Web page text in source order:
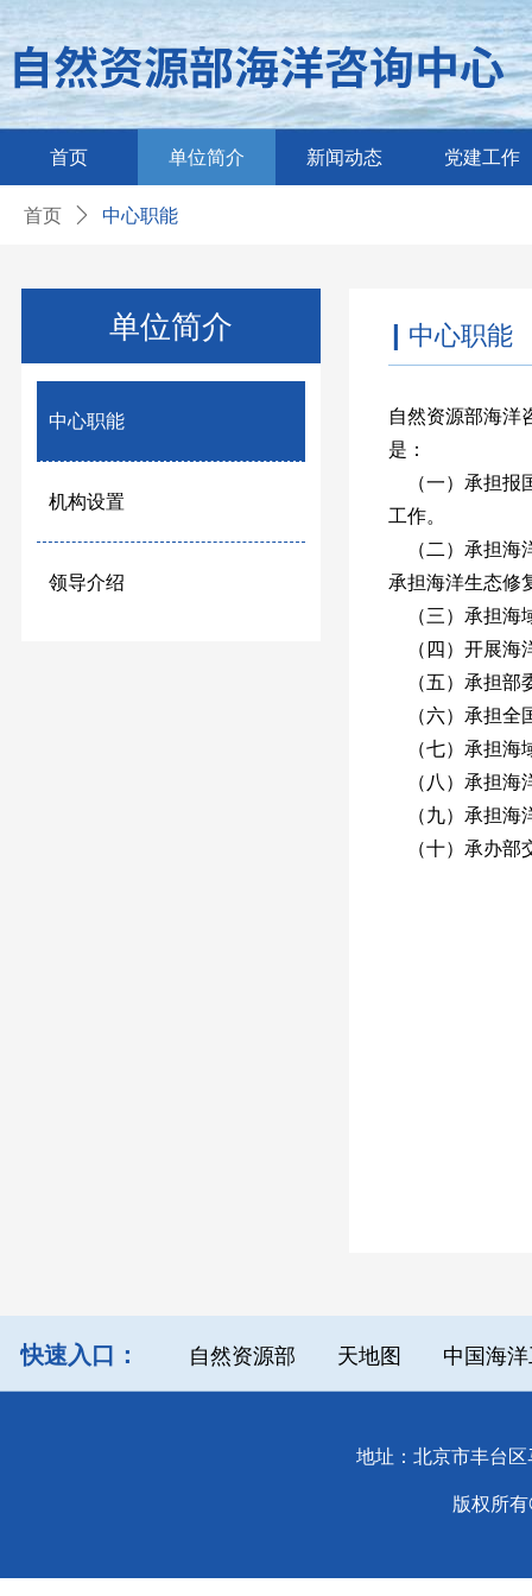
首页 单位简介 新闻动态 党建工作
首页 ꄲ 中心职能
单位简介
中心职能
机构设置
领导介绍
| 中心职能
自然资源部海洋
是：
（一）承担报
工作。
（二）承担海
承担海洋生态修
（三）承担海
（四）开展海
（五）承担部
（六）承担全
（七）承担海
（八）承担海
（九）承担海
（十）承办部
地址：北京市丰台
版权所
快速入口： 自然资源部 天地图 中国海